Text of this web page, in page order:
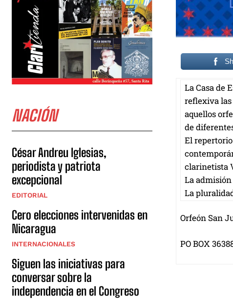
NACIÓN
César Andreu Iglesias,
periodista y patriota
excepcional
EDITORIAL
Cero elecciones intervenidas en
Nicaragua
INTERNACIONALES
Siguen las iniciativas para
conversar sobre la
independencia en el Congreso
La Casa de
reflexiva las
aquellos
de
El
clarinetista
La
La
Orfeón San
PO BOX